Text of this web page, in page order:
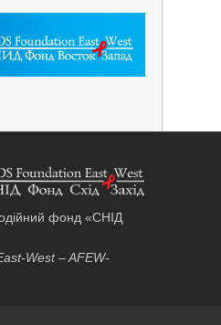
фонд «СНІД
West – AFEW-